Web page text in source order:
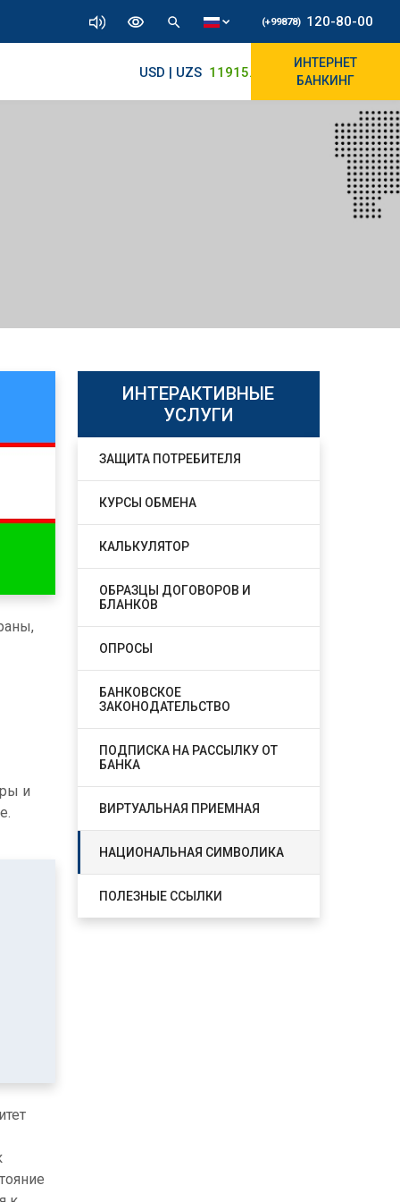
(+99878) 120-80-00
USD | UZS 11915.64 11890/12010
ИНТЕРНЕТ
БАНКИНГ
и
ИНТЕРАКТИВНЫЕ
УСЛУГИ
ЗАЩИТА ПОТРЕБИТЕЛЯ
КУРСЫ ОБМЕНА
КАЛЬКУЛЯТОР
ОБРАЗЦЫ ДОГОВОРОВ И
БЛАНКОВ
ОПРОСЫ
БАНКОВСКОЕ
ЗАКОНОДАТЕЛЬСТВО
ПОДПИСКА НА РАССЫЛКУ ОТ
БАНКА
ВИРТУАЛЬНАЯ ПРИЕМНАЯ
НАЦИОНАЛЬНАЯ СИМВОЛИКА
ПОЛЕЗНЫЕ ССЫЛКИ